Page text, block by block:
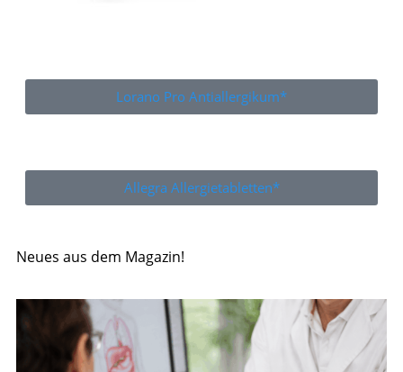
Lorano Pro Antiallergikum*
Allegra Allergietabletten*
Neues aus dem Magazin!